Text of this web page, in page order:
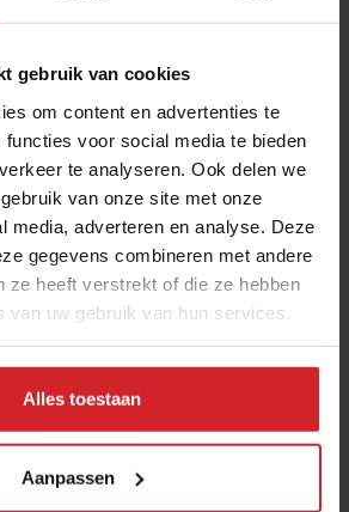
gebruik van cookies
om content en advertenties te
functies voor social media te bieden
te analyseren. Ook delen we
van onze site met onze
media, adverteren en analyse. Deze
gegevens combineren met andere
ze heeft verstrekt of die ze hebben
van uw gebruik van hun services.
Alles toestaan
Aanpassen
Daniel Humm